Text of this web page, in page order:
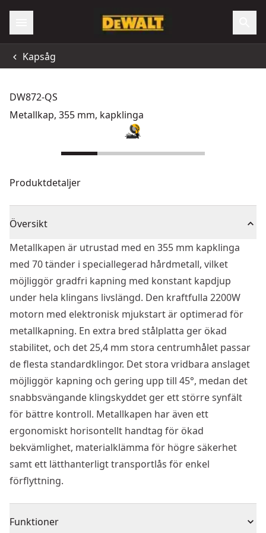
Kapsåg
DW872-QS
Metallkap, 355 mm, kapklinga
Produktdetaljer
Översikt
Metallkapen är utrustad med en 355 mm kapklinga
med 70 tänder i speciallegerad hårdmetall, vilket
möjliggör gradfri kapning med konstant kapdjup
under hela klingans livslängd. Den kraftfulla 2200W
motorn med elektronisk mjukstart är optimerad för
metallkapning. En extra bred stålplatta ger ökad
stabilitet, och det 25,4 mm stora centrumhålet passar
de flesta standardklingor. Det stora vridbara anslaget
möjliggör kapning och gering upp till 45°, medan det
snabbsvängande klingskyddet ger ett större synfält
för bättre kontroll. Metallkapen har även ett
ergonomiskt horisontellt handtag för ökad
bekvämlighet, materialklämma för högre säkerhet
samt ett lätthanterligt transportlås för enkel
förflyttning.
Funktioner